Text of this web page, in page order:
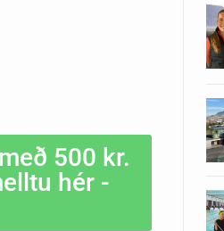
500 kr.
hér -